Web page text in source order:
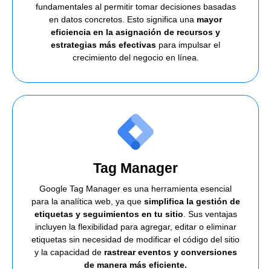
fundamentales al permitir tomar decisiones basadas
en datos concretos. Esto significa una mayor
eficiencia en la asignación de recursos y
estrategias más efectivas para impulsar el
crecimiento del negocio en línea.
Tag Manager
Google Tag Manager es una herramienta esencial
para la analítica web, ya que simplifica la gestión de
etiquetas y seguimientos en tu sitio. Sus ventajas
incluyen la flexibilidad para agregar, editar o eliminar
etiquetas sin necesidad de modificar el código del sitio
y la capacidad de rastrear eventos y conversiones
de manera más eficiente.